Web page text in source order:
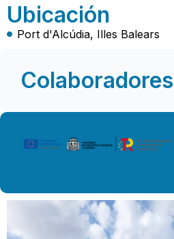
Ubicación
Port d'Alcúdia, Illes Balears
Colaboradores